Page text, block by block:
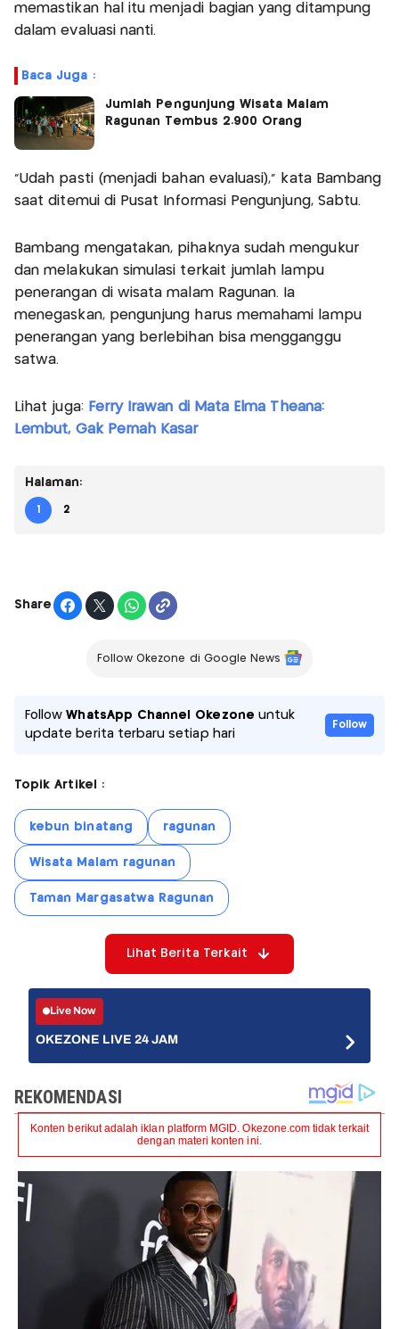
memastikan hal itu menjadi bagian yang ditampung
dalam evaluasi nanti.
Baca Juga :
Jumlah Pengunjung Wisata Malam
Ragunan Tembus 2.900 Orang
"Udah pasti (menjadi bahan evaluasi)," kata Bambang
saat ditemui di Pusat Informasi Pengunjung, Sabtu.
Bambang mengatakan, pihaknya sudah mengukur
dan melakukan simulasi terkait jumlah lampu
penerangan di wisata malam Ragunan. Ia
menegaskan, pengunjung harus memahami lampu
penerangan yang berlebihan bisa mengganggu
satwa.
Lihat juga: Ferry Irawan di Mata Elma Theana:
Lembut, Gak Pernah Kasar
Halaman:
1 2
Share
Follow Okezone di Google News
FollowWhatsApp Channel Okezone untuk
update berita terbaru setiap hari
Follow
Topik Artikel :
kebun binatang ragunan
Wisata Malam ragunan
Taman Margasatwa Ragunan
Lihat Berita Terkait
Live Now
OKEZONE LIVE 24 JAM